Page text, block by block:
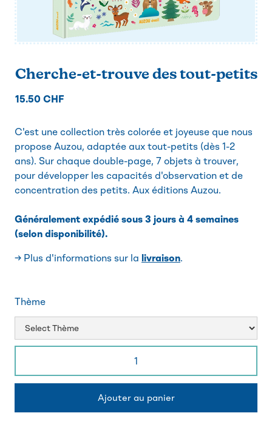
Cherche-et-trouve des tout-petits
15.50 CHF
C'est une collection très colorée et joyeuse que nous
propose Auzou, adaptée aux tout-petits (dès 1-2
ans). Sur chaque double-page, 7 objets à trouver,
pour développer les capacités d'observation et de
concentration des petits. Aux éditions Auzou.
Généralement expédié sous 3 jours à 4 semaines
(selon disponibilité).
→ Plus d'informations sur la livraison.
Thème